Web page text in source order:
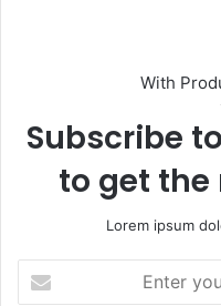
With
Subscribe
to get the
Lorem ipsum
your